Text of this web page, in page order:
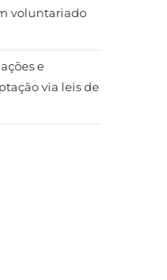
voluntariado
e
via leis de